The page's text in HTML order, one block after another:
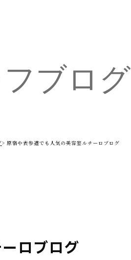
ブログ
原宿や表参道でも人気の美容室ルチーロブログ
ロブログ